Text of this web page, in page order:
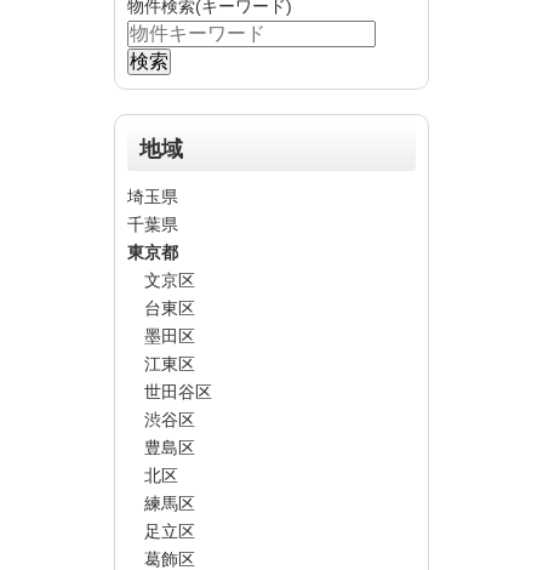
物件検索(キーワード)
地域
埼玉県
千葉県
東京都
文京区
台東区
墨田区
江東区
世田谷区
渋谷区
豊島区
北区
練馬区
足立区
葛飾区